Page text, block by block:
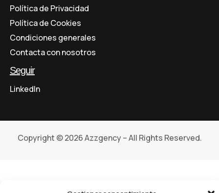
Política de Privacidad
Política de Cookies
Condiciones generales
Contacta con nosotros
Seguir
LinkedIn
Copyright © 2026 Azzgency – All Rights Reserved.